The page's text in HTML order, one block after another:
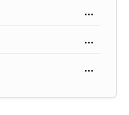
...
...
...